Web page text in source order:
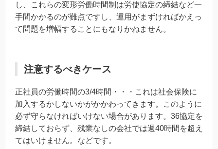
し、これらの変形労働時間制は労使協定の締結など一
手間かかるのが難点ですし、運用がまずければかえっ
て問題を増幅することにもなりかねません。
注意するべきケース
正社員の労働時間の3/4時間・・・これは社会保険に
加入するかしないかがかかわってきます。このように
必ず守らなければいけない場合があります。36協定を
締結しておらず、残業なしの会社では週40時間を超え
てはいけません。などです。